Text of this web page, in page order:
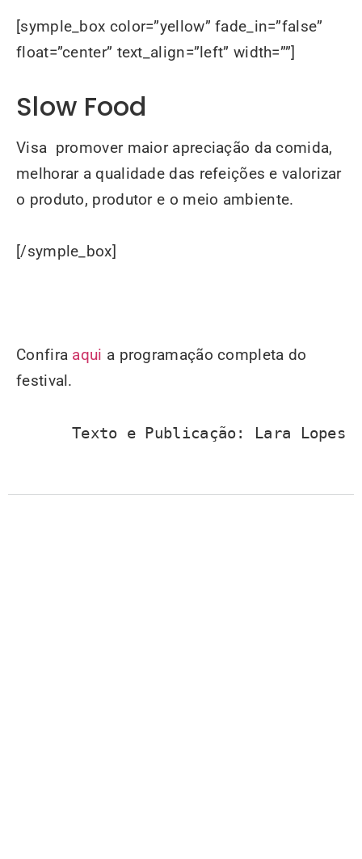
[symple_box color=”yellow” fade_in=”false”
float=”center” text_align=”left” width=””]
Slow Food
Visa promover maior apreciação da comida,
melhorar a qualidade das refeições e valorizar
o produto, produtor e o meio ambiente.
[/symple_box]
Confira aqui a programação completa do
festival.
Texto e Publicação: Lara Lopes